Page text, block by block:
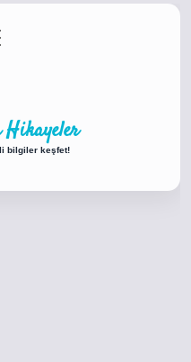
Hikayeler
bilgiler keşfet!